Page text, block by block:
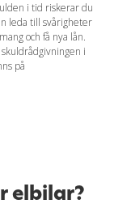
20,19 %
45 dagar
60 kr
på
i tid riskerar du
leda till svårigheter
och få nya lån.
i
på
elbilar?